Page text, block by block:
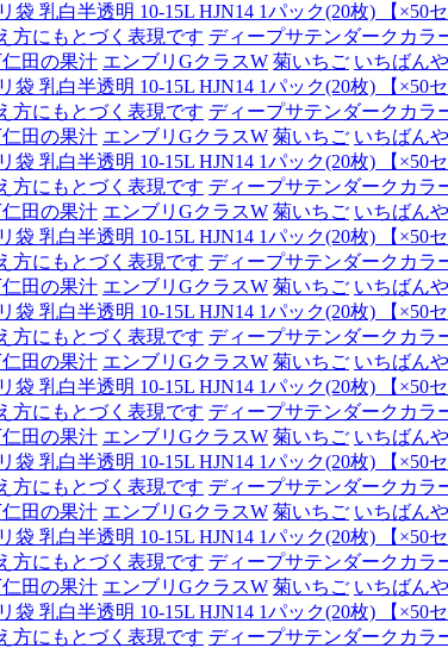
乳白半透明 10-15L HJN14 1パック(20枚) 【×50セ
方にもとづく表現です ディープサテンダークカラ
田の果汁 エンブリGクラスW 菊いちご いちばん
乳白半透明 10-15L HJN14 1パック(20枚) 【×50セ
方にもとづく表現です ディープサテンダークカラ
田の果汁 エンブリGクラスW 菊いちご いちばん
乳白半透明 10-15L HJN14 1パック(20枚) 【×50セ
方にもとづく表現です ディープサテンダークカラ
田の果汁 エンブリGクラスW 菊いちご いちばん
乳白半透明 10-15L HJN14 1パック(20枚) 【×50セ
方にもとづく表現です ディープサテンダークカラ
田の果汁 エンブリGクラスW 菊いちご いちばん
乳白半透明 10-15L HJN14 1パック(20枚) 【×50セ
方にもとづく表現です ディープサテンダークカラ
田の果汁 エンブリGクラスW 菊いちご いちばん
乳白半透明 10-15L HJN14 1パック(20枚) 【×50セ
方にもとづく表現です ディープサテンダークカラ
田の果汁 エンブリGクラスW 菊いちご いちばん
乳白半透明 10-15L HJN14 1パック(20枚) 【×50セ
方にもとづく表現です ディープサテンダークカラ
田の果汁 エンブリGクラスW 菊いちご いちばん
乳白半透明 10-15L HJN14 1パック(20枚) 【×50セ
方にもとづく表現です ディープサテンダークカラ
田の果汁 エンブリGクラスW 菊いちご いちばん
乳白半透明 10-15L HJN14 1パック(20枚) 【×50セ
方にもとづく表現です ディープサテンダークカラ